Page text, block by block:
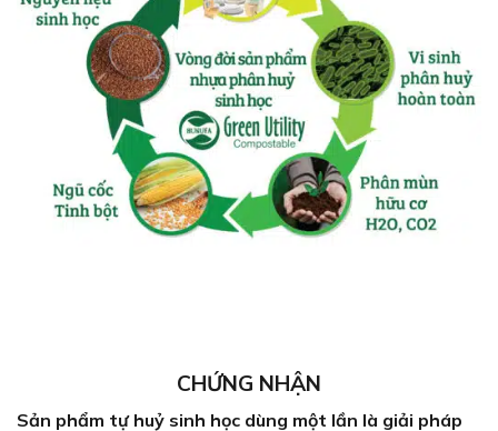
CHỨNG NHẬN
Sản phẩm tự huỷ sinh học dùng một lần là giải pháp